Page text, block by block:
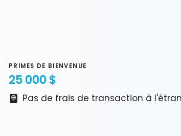
PRIMES DE BIENVENUE
25 000 $
Pas de frais de transaction à